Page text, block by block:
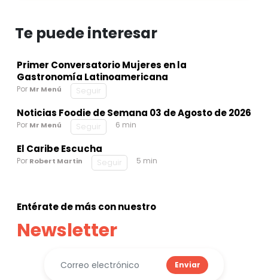
Te puede interesar
Primer Conversatorio Mujeres en la
Gastronomía Latinoamericana
Por Mr Menú Seguir
Noticias Foodie de Semana 03 de Agosto de 2026
Por Mr Menú Seguir 6 min
El Caribe Escucha
Por Robert Martin Seguir 5 min
Entérate de más con nuestro
Newsletter
Enviar